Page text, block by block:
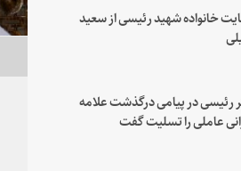
خانواده شهید رئیسی از سعید
رئیسی در پیامی درگذشت علامه
عاملی را تسلیت گفت